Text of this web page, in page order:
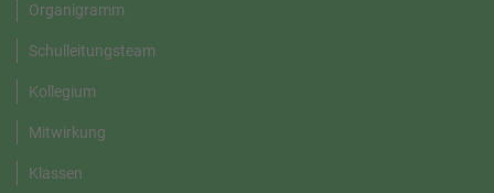
Organigramm
Schulleitungsteam
Kollegium
Mitwirkung
Klassen